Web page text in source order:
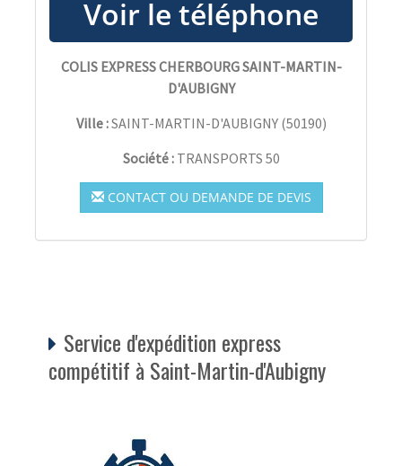
COLIS EXPRESS CHERBOURG SAINT-MARTIN-
D'AUBIGNY
Ville :SAINT-MARTIN-D'AUBIGNY(50190)
Société : TRANSPORTS 50
CONTACT OU DEMANDE DE DEVIS
Service d'expédition express
compétitif à Saint-Martin-d'Aubigny